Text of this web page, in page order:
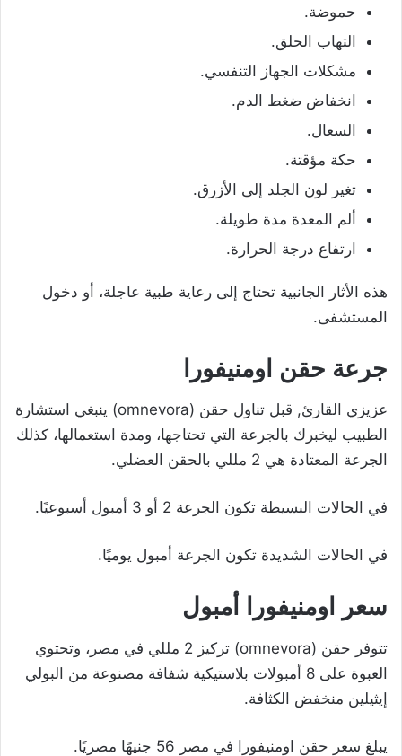
حموضة.
التهاب الحلق.
مشكلات الجهاز التنفسي.
انخفاض ضغط الدم.
السعال.
حكة مؤقتة.
تغير لون الجلد إلى الأزرق.
ألم المعدة مدة طويلة.
ارتفاع درجة الحرارة.
هذه الأثار الجانبية تحتاج إلى رعاية طبية عاجلة، أو دخول
المستشفى.
جرعة حقن اومنيفورا
عزيزي القارئ, قبل تناول حقن (omnevora) ينبغي استشارة
الطبيب ليخبرك بالجرعة التي تحتاجها، ومدة استعمالها، كذلك
الجرعة المعتادة هي 2 مللي بالحقن العضلي.
في الحالات البسيطة تكون الجرعة 2 أو 3 أمبول أسبوعيًا.
في الحالات الشديدة تكون الجرعة أمبول يوميًا.
سعر اومنيفورا أمبول
تتوفر حقن (omnevora) تركيز 2 مللي في مصر، وتحتوي
العبوة على 8 أمبولات بلاستيكية شفافة مصنوعة من البولي
إيثيلين منخفض الكثافة.
يبلغ سعر حقن اومنيفورا في مصر 56 جنيهًا مصريًا.